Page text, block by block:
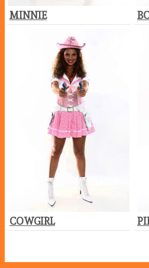
MINNIE
COWGIRL